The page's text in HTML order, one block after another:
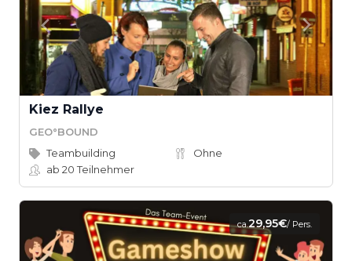
Kiez Rallye
GEO°BOUND
Teambuilding
Ohne
ab 20Teilnehmer
ca.29,95€/ Pers.